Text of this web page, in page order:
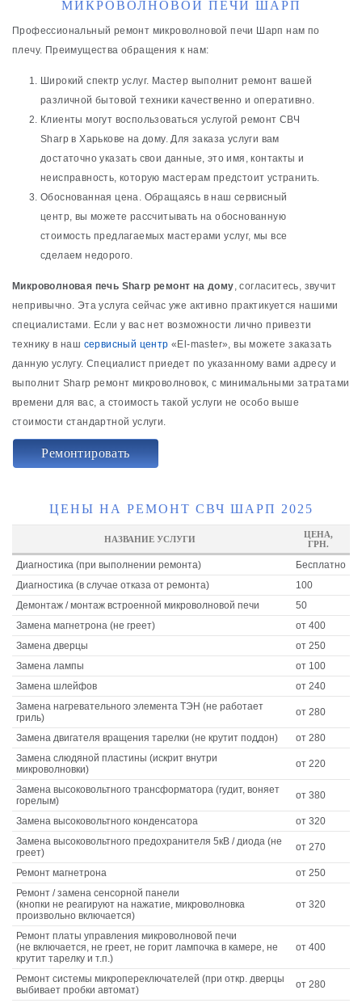
МИКРОВОЛНОВОЙ ПЕЧИ ШАРП
Профессиональный ремонт микроволновой печи Шарп нам по
плечу. Преимущества обращения к нам:
Широкий спектр услуг. Мастер выполнит ремонт вашей
различной бытовой техники качественно и оперативно.
Клиенты могут воспользоваться услугой ремонт СВЧ
Sharp в Харькове на дому. Для заказа услуги вам
достаточно указать свои данные, это имя, контакты и
неисправность, которую мастерам предстоит устранить.
Обоснованная цена. Обращаясь в наш сервисный
центр, вы можете рассчитывать на обоснованную
стоимость предлагаемых мастерами услуг, мы все
сделаем недорого.
Микроволновая печь Sharp ремонт на дому , согласитесь, звучит
непривычно. Эта услуга сейчас уже активно практикуется нашими
специалистами. Если у вас нет возможности лично привезти
технику в наш сервисный центр «El-master», вы можете заказать
данную услугу. Специалист приедет по указанному вами адресу и
выполнит Sharp ремонт микроволновок, с минимальными затратами
времени для вас, а стоимость такой услуги не особо выше
стоимости стандартной услуги.
Ремонтировать
ЦЕНЫ НА РЕМОНТ СВЧ ШАРП 2025
НАЗВАНИЕ УСЛУГИ
ЦЕНА,
ГРН.
Диагностика (при выполнении ремонта)
Бесплатно
Диагностика (в случае отказа от ремонта)
100
Демонтаж / монтаж встроенной микроволновой печи
50
Замена магнетрона (не греет)
от 400
Замена дверцы
от 250
Замена лампы
от 100
Замена шлейфов
от 240
Замена нагревательного элемента ТЭН (не работает
гриль)
от 280
Замена двигателя вращения тарелки (не крутит поддон)
от 280
Замена слюдяной пластины (искрит внутри
микроволновки)
от 220
Замена высоковольтного трансформатора (гудит, воняет
горелым)
от 380
Замена высоковольтного конденсатора
от 320
Замена высоковольтного предохранителя 5кВ / диода (не
греет)
от 270
Ремонт магнетрона
от 250
Ремонт / замена сенсорной панели
(кнопки не реагируют на нажатие, микроволновка
произвольно включается)
от 320
Ремонт платы управления микроволновой печи
(не включается, не греет, не горит лампочка в камере, не
крутит тарелку и т.п.)
от 400
Ремонт системы микропереключателей (при откр. дверцы
выбивает пробки автомат)
от 280